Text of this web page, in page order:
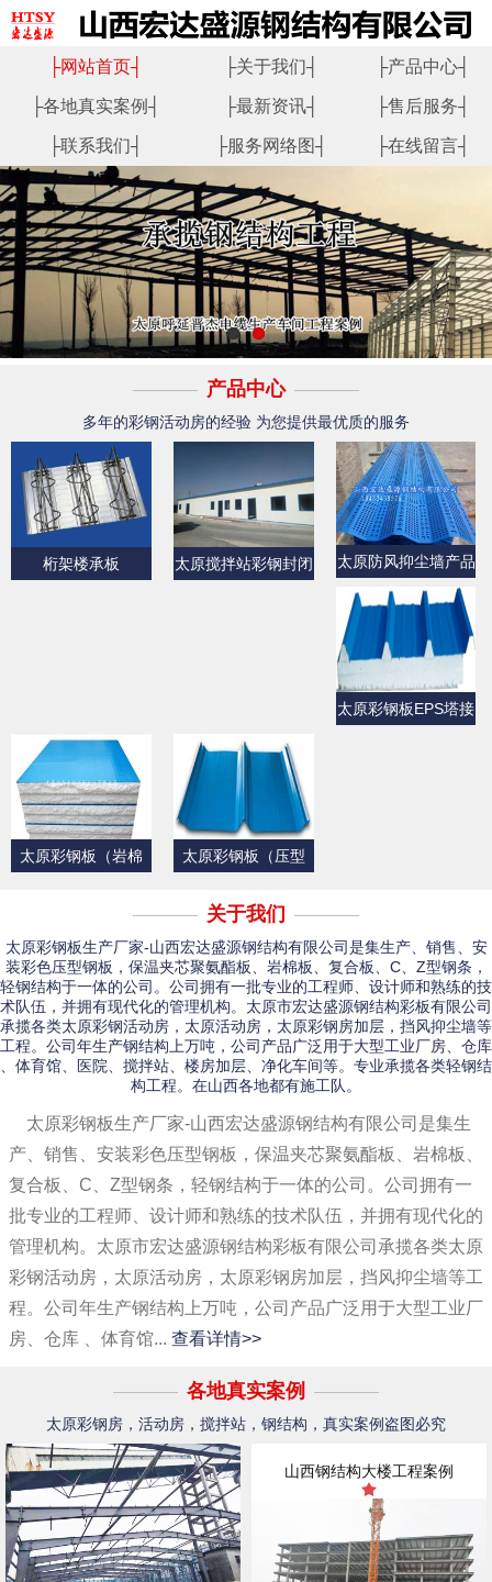
├网站首页┤ ├关于我们┤ ├产品中心┤
├各地真实案例┤ ├最新资讯┤ ├售后服务┤
├联系我们┤ ├服务网络图┤ ├在线留言┤
产品中心
多年的彩钢活动房的经验 为您提供最优质的服务
桁架楼承板
太原搅拌站彩钢封闭
太原防风抑尘墙产品
展示
太原彩钢板EPS塔接
太原彩钢板（岩棉
太原彩钢板（压型
关于我们
太原彩钢板生产厂家-山西宏达盛源钢结构有限公司是集生产、销售、安
装彩色压型钢板，保温夹芯聚氨酯板、岩棉板、复合板、C、Z型钢条，
轻钢结构于一体的公司。公司拥有一批专业的工程师、设计师和熟练的技
术队伍，并拥有现代化的管理机构。太原市宏达盛源钢结构彩板有限公司
承揽各类太原彩钢活动房，太原活动房，太原彩钢房加层，挡风抑尘墙等
工程。公司年生产钢结构上万吨，公司产品广泛用于大型工业厂房、仓库
、体育馆、医院、搅拌站、楼房加层、净化车间等。专业承揽各类轻钢结
构工程。在山西各地都有施工队。
太原彩钢板生产厂家-山西宏达盛源钢结构有限公司是集生
产、销售、安装彩色压型钢板，保温夹芯聚氨酯板、岩棉板、
复合板、C、Z型钢条，轻钢结构于一体的公司。公司拥有一
批专业的工程师、设计师和熟练的技术队伍，并拥有现代化的
管理机构。太原市宏达盛源钢结构彩板有限公司承揽各类太原
彩钢活动房，太原活动房，太原彩钢房加层，挡风抑尘墙等工
程。公司年生产钢结构上万吨，公司产品广泛用于大型工业厂
房、仓库 、体育馆... 查看详情>>
各地真实案例
太原彩钢房，活动房，搅拌站，钢结构，真实案例盗图必究
山西钢结构大楼工程案例